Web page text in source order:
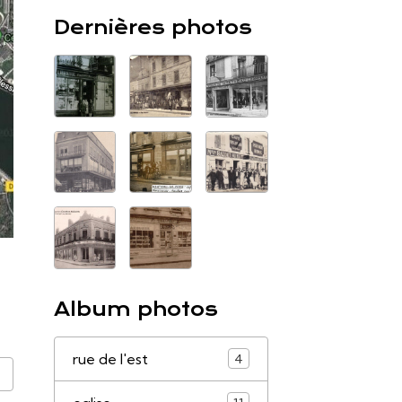
Dernières photos
Album photos
rue de l'est 4